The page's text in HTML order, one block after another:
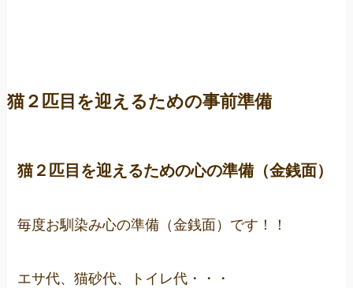
猫２匹目を迎えるための事前準備
猫２匹目を迎えるための心の準備（金銭面）
毎度お馴染み心の準備（金銭面）です！！
エサ代、猫砂代、トイレ代・・・